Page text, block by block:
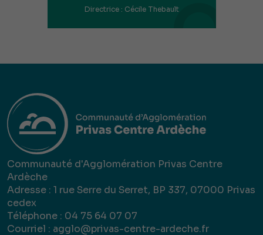
Directrice : Cécile Thebault
Communauté d'Agglomération Privas Centre
Ardèche
Adresse : 1 rue Serre du Serret, BP 337, 07000 Privas
cedex
Téléphone : 04 75 64 07 07
Courriel : agglo@privas-centre-ardeche.fr